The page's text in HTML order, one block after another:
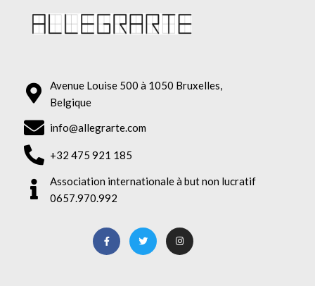
Avenue Louise 500 à 1050 Bruxelles,
Belgique
info@allegrarte.com
+32 475 921 185
Association internationale à but non lucratif
0657.970.992